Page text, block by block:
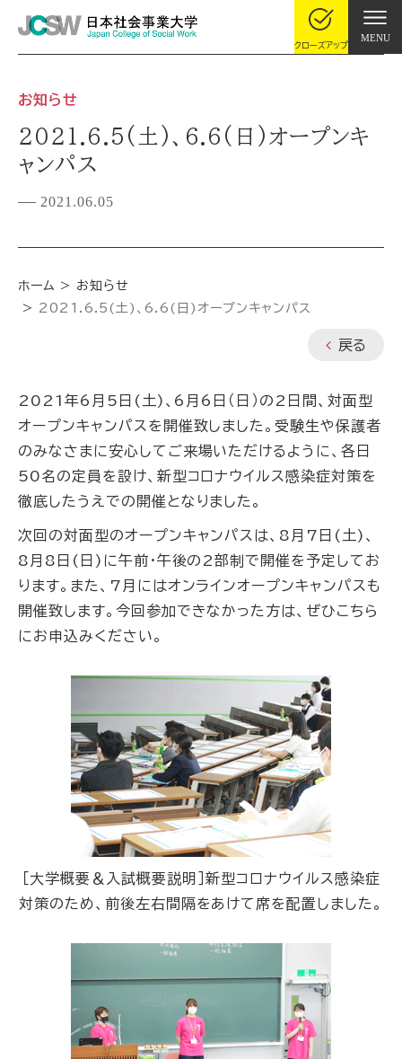
クローズアップ
MENU
お知らせ
2021.6.5(土)、6.6(日)オープンキ
ャンパス
2021.06.05
ホーム
お知らせ
2021.6.5(土)、6.6(日)オープンキャンパス
戻る
2021年6月5日(土)、6月6日（日）の2日間、対面型
オープンキャンパスを開催致しました。受験生や保護者
のみなさまに安心してご来場いただけるように、各日
50名の定員を設け、新型コロナウイルス感染症対策を
徹底したうえでの開催となりました。
次回の対面型のオープンキャンパスは、8月7日(土)、
8月8日(日)に午前・午後の2部制で開催を予定してお
ります。また、7月にはオンラインオープンキャンパスも
開催致します。今回参加できなかった方は、ぜひこちら
にお申込みください。
［大学概要＆入試概要説明］新型コロナウイルス感染症
対策のため、前後左右間隔をあけて席を配置しました。